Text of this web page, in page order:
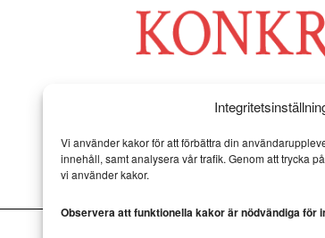
Vi använder kakor för att förbättra din
innehåll, samt analysera vår trafik. Genom att trycka
vi använder kakor.
Observera att funktionella kakor är nödvändiga för